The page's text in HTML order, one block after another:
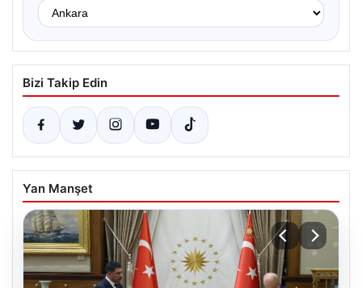
Bizi Takip Edin
Yan Manşet